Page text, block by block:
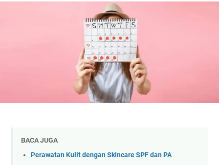
BACA JUGA
Perawatan Kulit dengan Skincare SPF dan PA